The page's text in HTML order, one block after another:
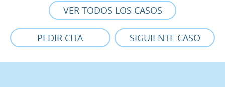
VER TODOS LOS CASOS
PEDIR CITA SIGUIENTE CASO